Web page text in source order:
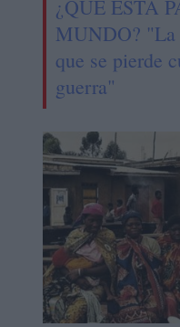
¿QUÉ ESTÁ
MUNDO? "La
que se pierde
guerra"